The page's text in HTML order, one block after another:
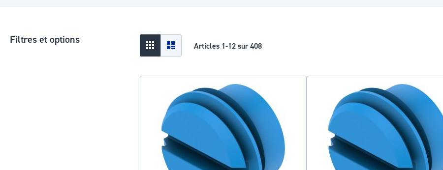
Afficher
en
Grid Liste Articles 1-12sur408
Filtres et options